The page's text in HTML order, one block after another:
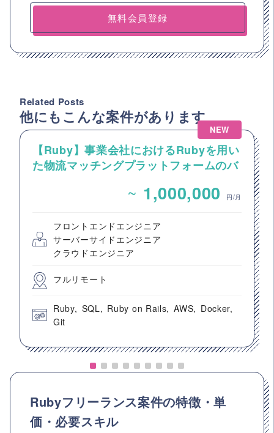
無料会員登録
Related Posts
他にもこんな案件があります
NEW
【Ruby】事業会社におけるRubyを用い
た物流マッチングプラットフォームのバ
~ 1,000,000 円/月
フロントエンドエンジニア
サーバーサイドエンジニア
クラウドエンジニア
フルリモート
Ruby SQL Ruby on Rails AWS
Docker
Git
Rubyフリーランス案件の特徴・単
価・必要スキル